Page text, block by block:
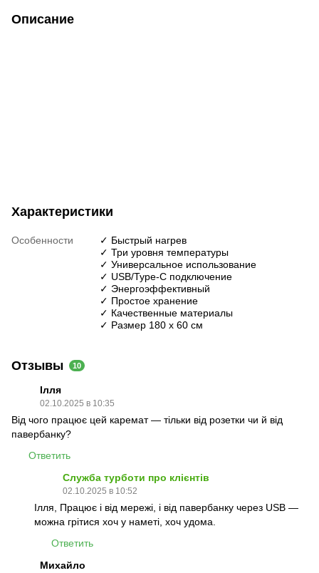
Описание
Характеристики
Особенности
✓ Быстрый нагрев
✓ Три уровня температуры
✓ Универсальное использование
✓ USB/Type-C подключение
✓ Энергоэффективный
✓ Простое хранение
✓ Качественные материалы
✓ Размер 180 х 60 см
Отзывы 10
Ілля
02.10.2025 в 10:35
Від чого працює цей каремат — тільки від розетки чи й від
павербанку?
Ответить
Служба турботи про клієнтів
02.10.2025 в 10:52
Ілля, Працює і від мережі, і від павербанку через USB —
можна грітися хоч у наметі, хоч удома.
Ответить
Михайло